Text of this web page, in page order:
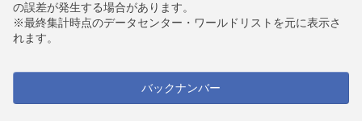
の誤差が発生する場合があります。
※最終集計時点のデータセンター・ワールドリストを元に表示さ
れます。
バックナンバー